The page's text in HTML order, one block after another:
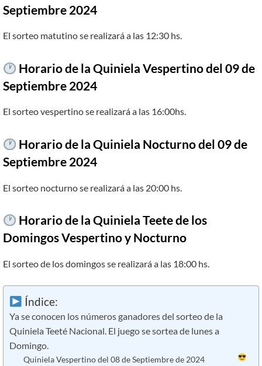
Septiembre 2024
El sorteo matutino se realizará a las 12:30 hs.
Horario de la Quiniela Vespertino del09de
Septiembre 2024
El sorteo vespertino se realizará a las 16:00hs.
Horario de la Quiniela Nocturno del 09 de
Septiembre 2024
El sorteo nocturno se realizará a las 20:00 hs.
Horario de la Quiniela Teete de los
Domingos Vespertino y Nocturno
El sorteo de los domingos se realizará a las 18:00 hs.
Índice:
Ya se conocen los números ganadores del sorteo de la
Quiniela Teeté Nacional. El juego se sortea de lunes a
Domingo.
Quiniela Vespertino del 08 de Septiembre de 2024